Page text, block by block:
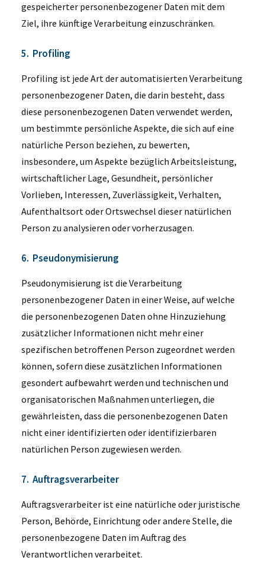
gespeicherter personenbezogener Daten mit dem
Ziel, ihre künftige Verarbeitung einzuschränken.
5. Profiling
Profiling ist jede Art der automatisierten Verarbeitung
personenbezogener Daten, die darin besteht, dass
diese personenbezogenen Daten verwendet werden,
um bestimmte persönliche Aspekte, die sich auf eine
natürliche Person beziehen, zu bewerten,
insbesondere, um Aspekte bezüglich Arbeitsleistung,
wirtschaftlicher Lage, Gesundheit, persönlicher
Vorlieben, Interessen, Zuverlässigkeit, Verhalten,
Aufenthaltsort oder Ortswechsel dieser natürlichen
Person zu analysieren oder vorherzusagen.
6. Pseudonymisierung
Pseudonymisierung ist die Verarbeitung
personenbezogener Daten in einer Weise, auf welche
die personenbezogenen Daten ohne Hinzuziehung
zusätzlicher Informationen nicht mehr einer
spezifischen betroffenen Person zugeordnet werden
können, sofern diese zusätzlichen Informationen
gesondert aufbewahrt werden und technischen und
organisatorischen Maßnahmen unterliegen, die
gewährleisten, dass die personenbezogenen Daten
nicht einer identifizierten oder identifizierbaren
natürlichen Person zugewiesen werden.
7. Auftragsverarbeiter
Auftragsverarbeiter ist eine natürliche oder juristische
Person, Behörde, Einrichtung oder andere Stelle, die
personenbezogene Daten im Auftrag des
Verantwortlichen verarbeitet.